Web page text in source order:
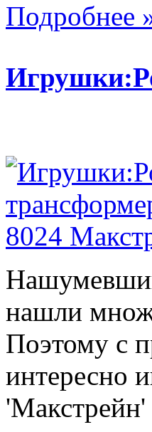
Подробнее
нашли
Поэтому с
интересно
'Макстрейн'